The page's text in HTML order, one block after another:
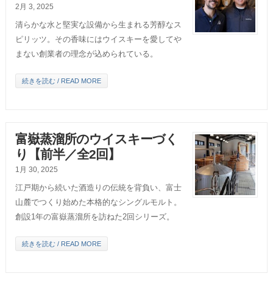
2月 3, 2025
清らかな水と堅実な設備から生まれる芳醇なス
ピリッツ。その香味にはウイスキーを愛してや
まない創業者の理念が込められている。
続きを読む / READ MORE
富嶽蒸溜所のウイスキーづく
り【前半／全2回】
1月 30, 2025
江戸期から続いた酒造りの伝統を背負い、富士
山麓でつくり始めた本格的なシングルモルト。
創設1年の富嶽蒸溜所を訪ねた2回シリーズ。
続きを読む / READ MORE